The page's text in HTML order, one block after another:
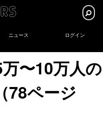
ニュース ログイン
〜10万人の
78ページ